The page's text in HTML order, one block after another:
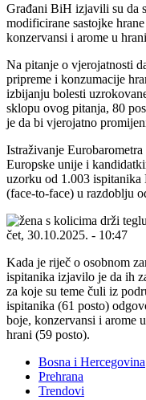
Građani BiH izjavili su da
modificirane sastojke
konzervansi i arome u
Na pitanje o vjerojatnosti
pripreme i konzumacije
izbijanju bolesti
sklopu ovog pitanja, 80
je da bi vjerojatno
Istraživanje
Europske unije i
uzorku od 1.003 ispitanika
(face-to-face) u razdoblju
čet, 30.10.2025. - 10:47
Kada je riječ o osobnom
ispitanika izjavilo je da ih
za koje su teme čuli iz
ispitanika (61 posto)
boje, konzervansi i arome
hrani (59 posto).
Bosna i Hercegovina
Prehrana
Trendovi